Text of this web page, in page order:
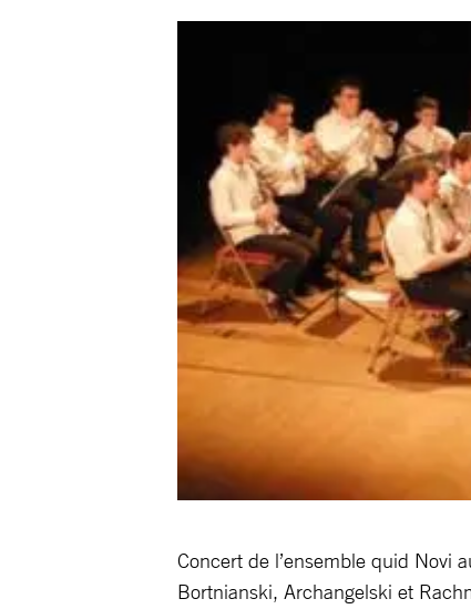
Concert de l’ensemble quid Novi
Bortnianski, Archangelski et